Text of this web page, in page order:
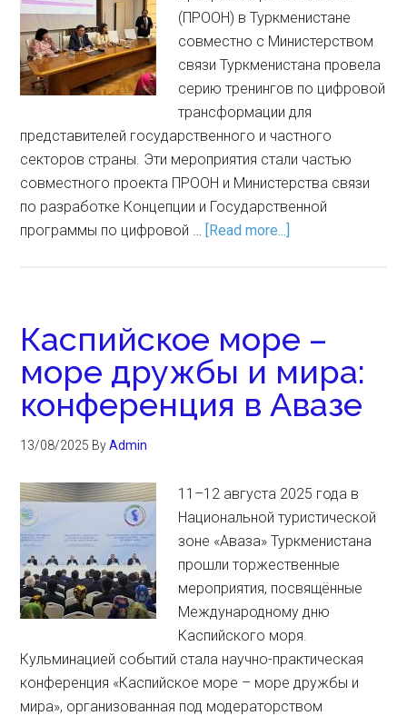
(ПРООН) в Туркменистане
совместно с Министерством
связи Туркменистана провела
серию тренингов по цифровой
трансформации для
представителей государственного и частного
секторов страны. Эти мероприятия стали частью
совместного проекта ПРООН и Министерства связи
по разработке Концепции и Государственной
программы по цифровой … [Read more...]
Каспийское море –
море дружбы и мира:
конференция в Авазе
13/08/2025 ByAdmin
11–12 августа 2025 года в
Национальной туристической
зоне «Аваза» Туркменистана
прошли торжественные
мероприятия, посвящённые
Международному дню
Каспийского моря.
Кульминацией событий стала научно-практическая
конференция «Каспийское море – море дружбы и
мира», организованная под модераторством